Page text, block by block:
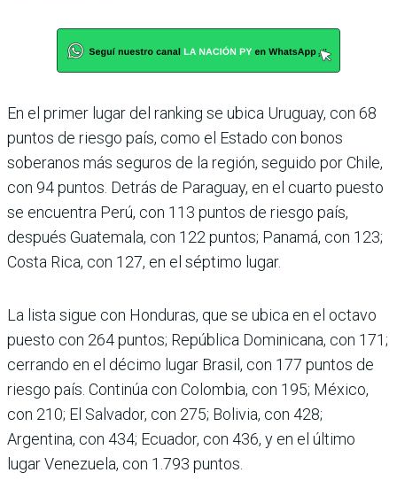
En el primer lugar del ran­king se ubica Uruguay, con 68
puntos de riesgo país, como el Estado con bonos
soberanos más seguros de la región, seguido por Chile,
con 94 puntos. Detrás de Para­guay, en el cuarto puesto
se encuentra Perú, con 113 pun­tos de riesgo país,
después Guatemala, con 122 puntos; Panamá, con 123;
Costa Rica, con 127, en el séptimo lugar.
La lista sigue con Hondu­ras, que se ubica en el octavo
puesto con 264 puntos; República Dominicana, con 171;
cerrando en el décimo lugar Brasil, con 177 puntos de
riesgo país. Continúa con Colombia, con 195; México,
con 210; El Salvador, con 275; Bolivia, con 428;
Argentina, con 434; Ecuador, con 436, y en el último
lugar Venezuela, con 1.793 puntos.